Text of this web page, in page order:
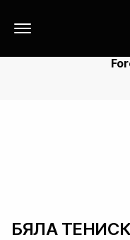
Skip
Skip
БЯЛА